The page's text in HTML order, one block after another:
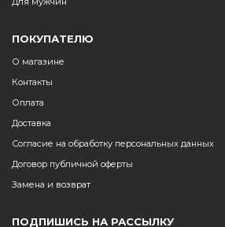
ПОКУПАТЕЛЮ
О магазине
Контакты
Оплата
Доставка
Согласие на обработку персональных данных
Договор публичной оферты
Замена и возврат
ПОДПИШИСЬ НА РАССЫЛКУ